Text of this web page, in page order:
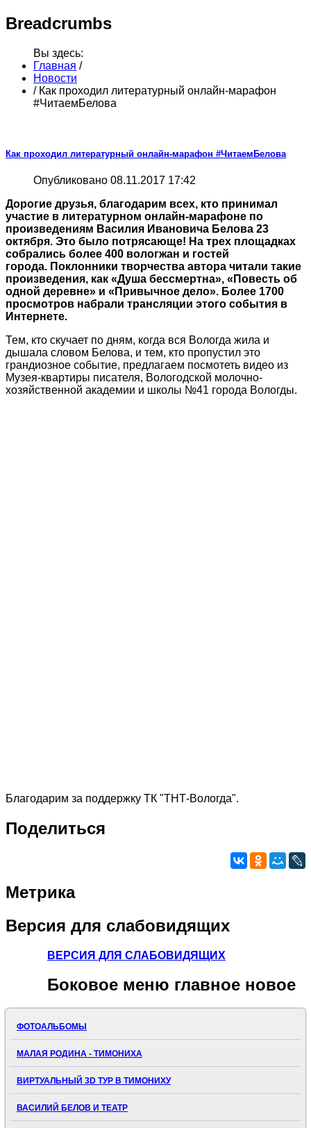
Breadcrumbs
Вы здесь:
Главная /
Новости
/ Как проходил литературный онлайн-марафон
#ЧитаемБелова
Как проходил литературный онлайн-марафон #ЧитаемБелова
Опубликовано 08.11.2017 17:42
Дорогие друзья, благодарим всех, кто принимал
участие в литературном онлайн-марафоне по
произведениям Василия Ивановича Белова 23
октября. Это было потрясающе! На трех площадках
собрались более 400 вологжан и гостей
города. Поклонники творчества автора читали такие
произведения, как «Душа бессмертна», «Повесть об
одной деревне» и «Привычное дело». Более 1700
просмотров набрали трансляции этого события в
Интернете.
Тем, кто скучает по дням, когда вся Вологда жила и
дышала словом Белова, и тем, кто пропустил это
грандиозное событие, предлагаем посмотеть видео из
Музея-квартиры писателя, Вологодской молочно-
хозяйственной академии и школы №41 города Вологды.
Благодарим за поддержку ТК "ТНТ-Вологда".
Поделиться
Метрика
Версия для слабовидящих
ВЕРСИЯ ДЛЯ СЛАБОВИДЯЩИХ
Боковое меню главное новое
ФОТОАЛЬБОМЫ
МАЛАЯ РОДИНА - ТИМОНИХА
ВИРТУАЛЬНЫЙ 3D ТУР В ТИМОНИХУ
ВАСИЛИЙ БЕЛОВ И ТЕАТР